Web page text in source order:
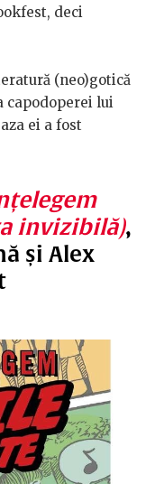
deci
(neo)gotică
capodoperei lui
ei a fost
invizibilă),
și Alex